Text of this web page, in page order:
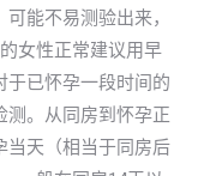
能不易测验出来，
女性正常建议用早
于已怀孕一段时间的
测。从同房到怀孕正
当天（相当于同房后